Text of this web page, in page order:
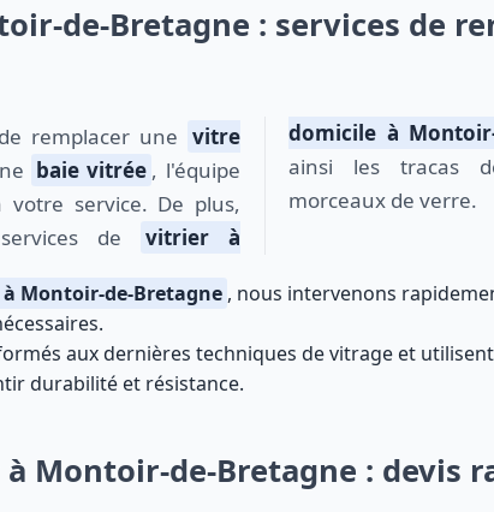
de-Bretagne : services de
remplacer une vitre
baie vitrée , l'équipe
service. De plus,
de
vitrier à
domicile à
ainsi les tracas
morceaux de verre.
Montoir-de-Bretagne , nous intervenons
aux dernières techniques de vitrage et
durabilité et résistance.
Montoir-de-Bretagne : devis